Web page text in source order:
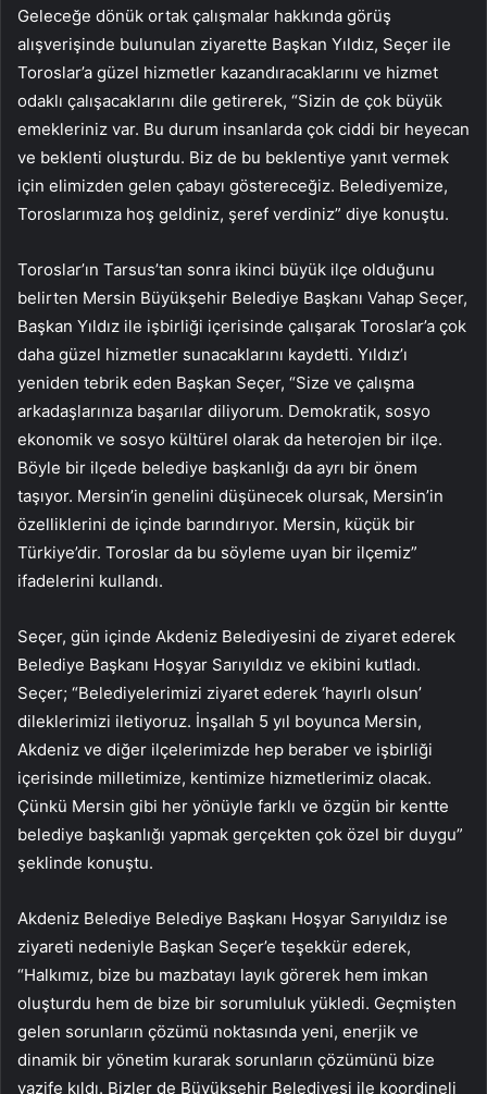
Geleceğe dönük ortak çalışmalar hakkında görüş
alışverişinde bulunulan ziyarette Başkan Yıldız, Seçer ile
Toroslar’a güzel hizmetler kazandıracaklarını ve hizmet
odaklı çalışacaklarını dile getirerek, “Sizin de çok büyük
emekleriniz var. Bu durum insanlarda çok ciddi bir heyecan
ve beklenti oluşturdu. Biz de bu beklentiye yanıt vermek
için elimizden gelen çabayı göstereceğiz. Belediyemize,
Toroslarımıza hoş geldiniz, şeref verdiniz” diye konuştu.
Toroslar’ın Tarsus’tan sonra ikinci büyük ilçe olduğunu
belirten Mersin Büyükşehir Belediye Başkanı Vahap Seçer,
Başkan Yıldız ile işbirliği içerisinde çalışarak Toroslar’a çok
daha güzel hizmetler sunacaklarını kaydetti. Yıldız’ı
yeniden tebrik eden Başkan Seçer, “Size ve çalışma
arkadaşlarınıza başarılar diliyorum. Demokratik, sosyo
ekonomik ve sosyo kültürel olarak da heterojen bir ilçe.
Böyle bir ilçede belediye başkanlığı da ayrı bir önem
taşıyor. Mersin’in genelini düşünecek olursak, Mersin’in
özelliklerini de içinde barındırıyor. Mersin, küçük bir
Türkiye’dir. Toroslar da bu söyleme uyan bir ilçemiz”
ifadelerini kullandı.
Seçer, gün içinde Akdeniz Belediyesini de ziyaret ederek
Belediye Başkanı Hoşyar Sarıyıldız ve ekibini kutladı.
Seçer; “Belediyelerimizi ziyaret ederek ‘hayırlı olsun’
dileklerimizi iletiyoruz. İnşallah 5 yıl boyunca Mersin,
Akdeniz ve diğer ilçelerimizde hep beraber ve işbirliği
içerisinde milletimize, kentimize hizmetlerimiz olacak.
Çünkü Mersin gibi her yönüyle farklı ve özgün bir kentte
belediye başkanlığı yapmak gerçekten çok özel bir duygu”
şeklinde konuştu.
Akdeniz Belediye Belediye Başkanı Hoşyar Sarıyıldız ise
ziyareti nedeniyle Başkan Seçer’e teşekkür ederek,
“Halkımız, bize bu mazbatayı layık görerek hem imkan
oluşturdu hem de bize bir sorumluluk yükledi. Geçmişten
gelen sorunların çözümü noktasında yeni, enerjik ve
dinamik bir yönetim kurarak sorunların çözümünü bize
vazife kıldı. Bizler de Büyükşehir Belediyesi ile koordineli